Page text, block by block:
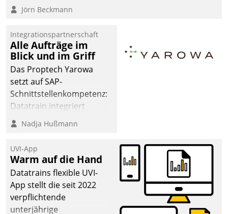
Jörn Beckmann
Integrationspartnerschaft
Alle Aufträge im
Blick und im Griff
Das Proptech Yarowa
setzt auf SAP-
Schnittstellenkompetenz:
Datatrain integriert
Yarowas Portal zur
Vergabe und Verwaltung
operativen
Instandhaltung in die
SAP-Systemlandschaft
deutscher
Wohnungsunternehmen
Nadja Hußmann
UVI-App
Warm auf die Hand
Datatrains flexible UVI-
App stellt die seit 2022
verpflichtende
unterjährige